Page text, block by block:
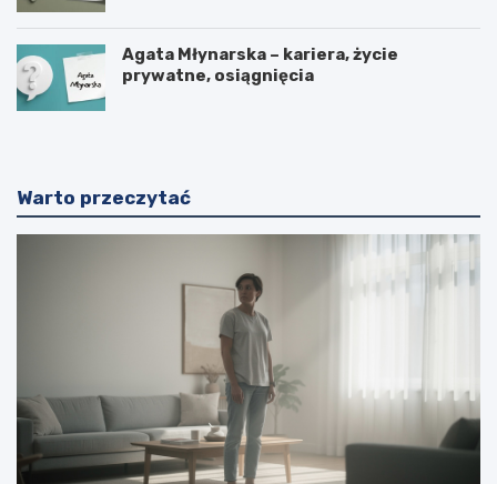
Agata Młynarska – kariera, życie
prywatne, osiągnięcia
Warto przeczytać